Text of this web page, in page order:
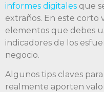
informes digitales que
extraños. En este corto
elementos que debes
indicadores de los
negocio.
Algunos tips claves
realmente aporten